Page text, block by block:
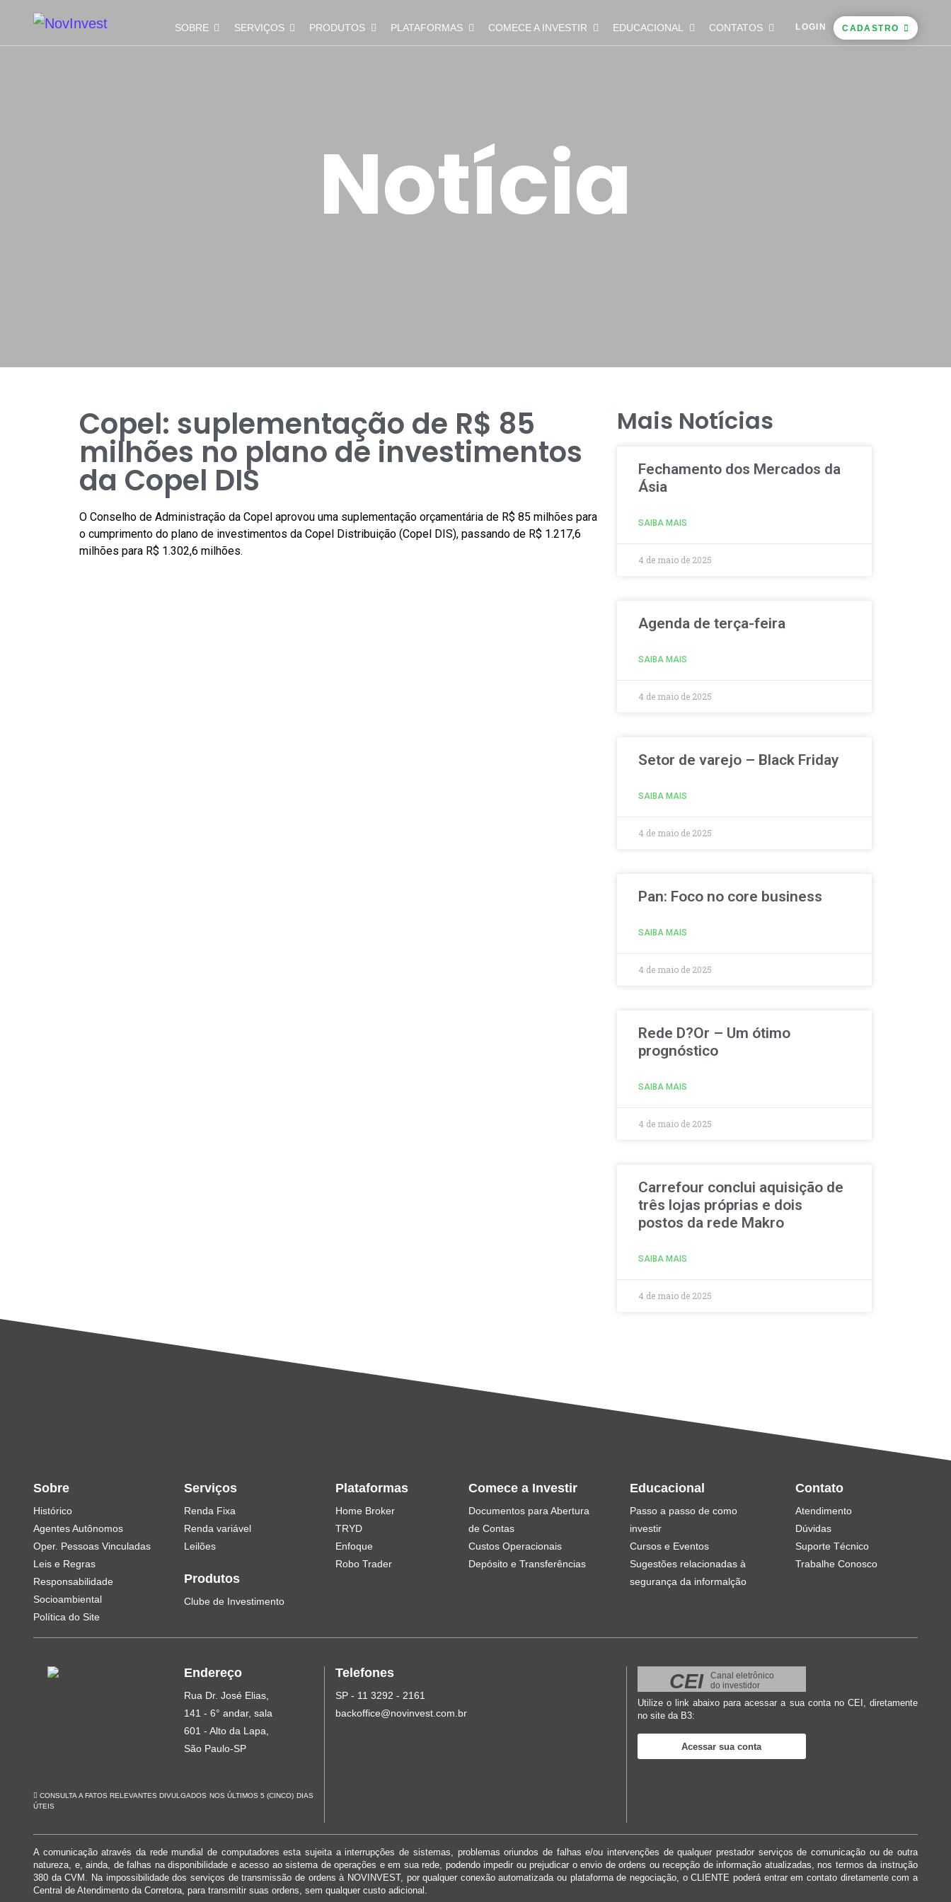
SOBRE SERVIÇOS PRODUTOS PLATAFORMAS COMECE A INVESTIR EDUCACIONAL CONTATOS LOGIN CADASTRO
Notícia
Copel: suplementação de R$ 85
milhões no plano de investimentos
da Copel DIS
O Conselho de Administração da Copel aprovou uma suplementação orçamentária de R$ 85 milhões para
o cumprimento do plano de investimentos da Copel Distribuição (Copel DIS), passando de R$ 1.217,6
milhões para R$ 1.302,6 milhões.
Mais Notícias
Fechamento dos Mercados da
Ásia
SAIBA MAIS
4 de maio de 2025
Agenda de terça-feira
SAIBA MAIS
4 de maio de 2025
Setor de varejo – Black Friday
SAIBA MAIS
4 de maio de 2025
Pan: Foco no core business
SAIBA MAIS
4 de maio de 2025
Rede D?Or – Um ótimo
prognóstico
SAIBA MAIS
4 de maio de 2025
Carrefour conclui aquisição de
três lojas próprias e dois
postos da rede Makro
SAIBA MAIS
4 de maio de 2025
Sobre
Histórico
Agentes Autônomos
Oper. Pessoas Vinculadas
Leis e Regras
Responsabilidade
Socioambiental
Política do Site
Serviços
Renda Fixa
Renda variável
Leilões
Produtos
Clube de Investimento
Plataformas
Home Broker
TRYD
Enfoque
Robo Trader
Comece a Investir
Documentos para Abertura
de Contas
Custos Operacionais
Depósito e Transferências
Educacional
Passo a passo de como
investir
Cursos e Eventos
Sugestões relacionadas à
segurança da informalção
Contato
Atendimento
Dúvidas
Suporte Técnico
Trabalhe Conosco
Endereço
Rua Dr. José Elias,
141 - 6° andar, sala
601 - Alto da Lapa,
São Paulo-SP
CONSULTA A FATOS RELEVANTES DIVULGADOS NOS ÚLTIMOS 5 (CINCO) DIAS
ÚTEIS
Telefones
SP - 11 3292 - 2161
backoffice@novinvest.com.br
CEI
Canal eletrônico
do investidor
Utilize o link abaixo para acessar a sua conta no CEI, diretamente
no site da B3:
Acessar sua conta
A comunicação através da rede mundial de computadores esta sujeita a interrupções de sistemas, problemas oriundos de falhas e/ou intervenções de qualquer prestador serviços de comunicação ou de outra
natureza, e, ainda, de falhas na disponibilidade e acesso ao sistema de operações e em sua rede, podendo impedir ou prejudicar o envio de ordens ou recepção de informação atualizadas, nos termos da instrução
380 da CVM. Na impossibilidade dos serviços de transmissão de ordens à NOVINVEST, por qualquer conexão automatizada ou plataforma de negociação, o CLIENTE poderá entrar em contato diretamente com a
Central de Atendimento da Corretora, para transmitir suas ordens, sem qualquer custo adicional.